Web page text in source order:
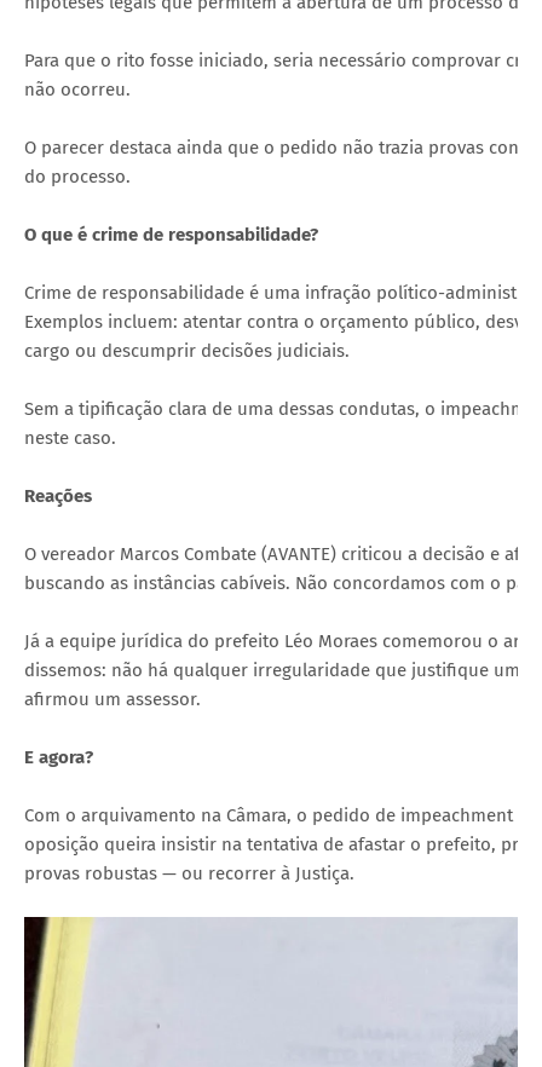
Para que o rito fosse iniciado, seria necessário comprovar
não ocorreu.
O parecer destaca ainda que o pedido não trazia provas
do processo.
O que é crime de responsabilidade?
Crime de responsabilidade é uma infração político-
Exemplos incluem: atentar contra o orçamento público,
cargo ou descumprir decisões judiciais.
Sem a tipificação clara de uma dessas condutas, o
neste caso.
Reações
O vereador Marcos Combate (AVANTE) criticou a decisão e
buscando as instâncias cabíveis. Não concordamos com o
Já a equipe jurídica do prefeito Léo Moraes comemorou o
dissemos: não há qualquer irregularidade que justifique um
afirmou um assessor.
E agora?
Com o arquivamento na Câmara, o pedido de impeachment
oposição queira insistir na tentativa de afastar o prefeito,
provas robustas — ou recorrer à Justiça.